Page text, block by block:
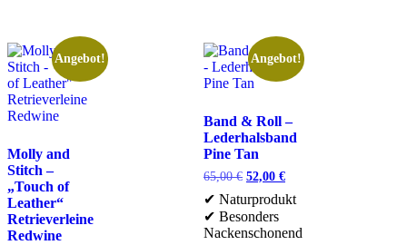
Angebot!
Molly and
Stitch –
„Touch of
Leather“
Retrieverleine
Redwine
Angebot!
Band & Roll –
Lederhalsband
Pine Tan
65,00€ 52,00 €
✔ Naturprodukt
✔ Besonders
Nackenschonend